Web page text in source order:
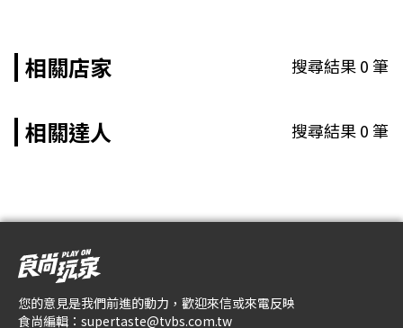
相關店家 搜尋結果0筆
相關達人 搜尋結果0筆
您的意見是我們前進的動力，歡迎來信或來電反映
食尚編輯： supertaste@tvbs.com.tw